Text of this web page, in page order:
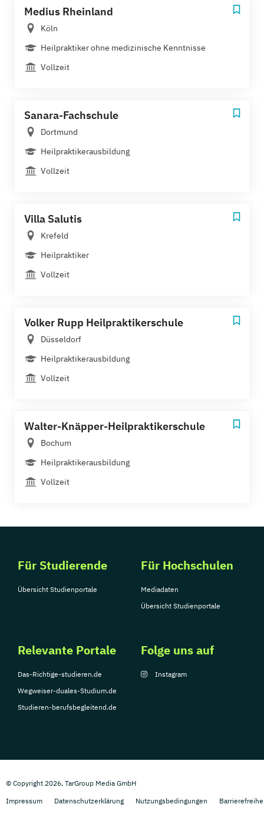
Medius Rheinland
Köln
Heilpraktiker ohne medizinische Kenntnisse
Vollzeit
Sanara-Fachschule
Dortmund
Heilpraktikerausbildung
Vollzeit
Villa Salutis
Krefeld
Heilpraktiker
Vollzeit
Volker Rupp Heilpraktikerschule
Düsseldorf
Heilpraktikerausbildung
Vollzeit
Walter-Knäpper-Heilpraktikerschule
Bochum
Heilpraktikerausbildung
Vollzeit
Für Studierende
Übersicht Studienportale
Für Hochschulen
Mediadaten
Übersicht Studienportale
Relevante Portale
Das-Richtige-studieren.de
Wegweiser-duales-Studium.de
Studieren-berufsbegleitend.de
Folge uns auf
Instagram
© Copyright 2026, TarGroup Media GmbH
Impressum
Datenschutzerklärung Nutzungsbedingungen